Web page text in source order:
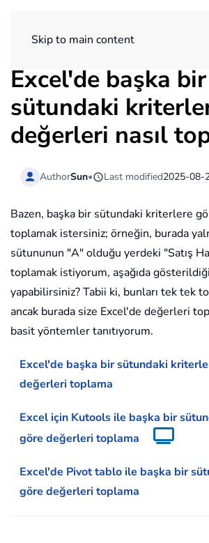
Skip to main content
Excel'de başka bir
sütundaki
değerleri nasıl
AuthorSun• Last modified2025-08-
Bazen, başka bir sütundaki kriterlere
toplamak istersiniz; örneğin, burada
sütununun "A" olduğu yerdeki "Satış
toplamak istiyorum, aşağıda
yapabilirsiniz? Tabii ki, bunları tek tek
ancak burada size Excel'de değerleri
basit yöntemler tanıtıyorum.
Excel'de başka bir sütundaki
değerleri toplama
Excel için Kutools ile başka bir
göre değerleri toplama
Excel'de Pivot tablo ile başka bir
göre değerleri toplama